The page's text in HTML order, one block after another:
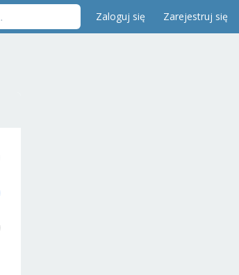
Zaloguj się Zarejestruj się